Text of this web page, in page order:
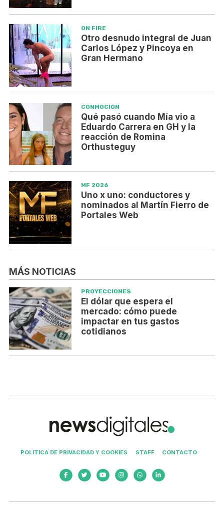
ON FIRE
Otro desnudo integral de Juan
Carlos López y Pincoya en
Gran Hermano
CONMOCIÓN
Qué pasó cuando Mía vio a
Eduardo Carrera en GH y la
reacción de Romina
Orthusteguy
MF 2026
Uno x uno: conductores y
nominados al Martín Fierro de
Portales Web
MÁS NOTICIAS
PROYECCIONES
El dólar que espera el
mercado: cómo puede
impactar en tus gastos
cotidianos
POLITICA DE PRIVACIDAD Y COOKIES STAFF CONTACTO